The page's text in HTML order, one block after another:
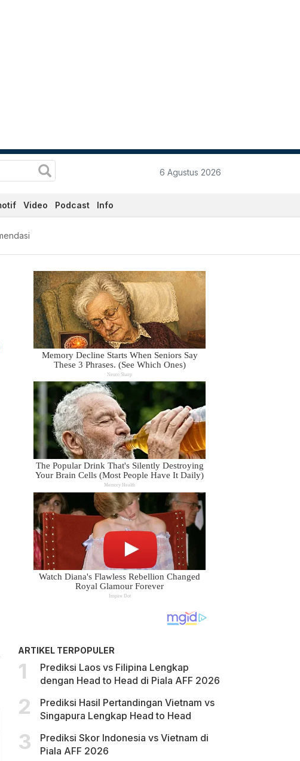
6 Agustus 2026
Video Podcast Info
ARTIKEL TERPOPULER
Prediksi Laos vs Filipina Lengkap
dengan Head to Head di Piala AFF 2026
Prediksi Hasil Pertandingan Vietnam vs
Singapura Lengkap Head to Head
Prediksi Skor Indonesia vs Vietnam di
Piala AFF 2026